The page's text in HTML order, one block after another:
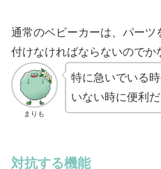
通常のベビーカーは、パー
付けなければならないのでか
まりも
特に急いでいる
いない時に便利だ
対抗する機能